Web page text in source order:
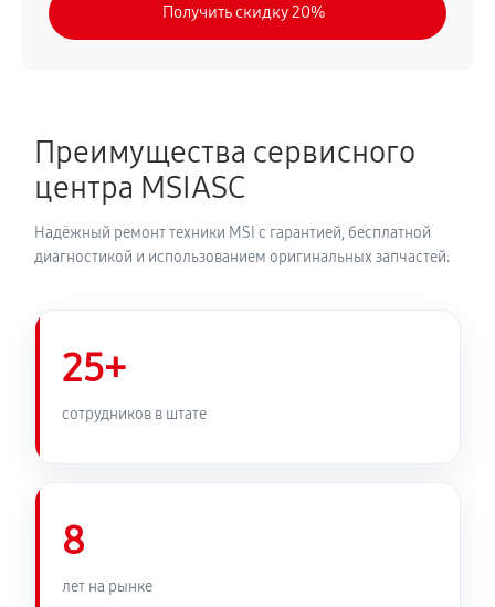
Получить скидку 20%
Преимущества сервисного
центра MSIASC
Надёжный ремонт техники MSI с гарантией, бесплатной
диагностикой и использованием оригинальных запчастей.
25+
сотрудников в штате
8
лет на рынке